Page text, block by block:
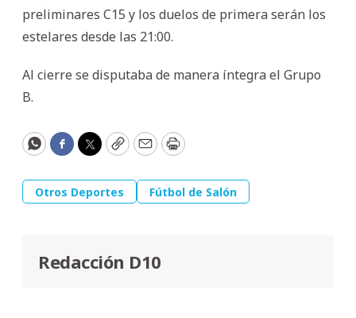
preliminares C15 y los duelos de primera serán los
estelares desde las 21:00.
Al cierre se disputaba de manera íntegra el Grupo
B.
WhatsApp
Facebook
Twitter
CopyEmailPrint
Otros Deportes Fútbol de Salón
Redacción D10